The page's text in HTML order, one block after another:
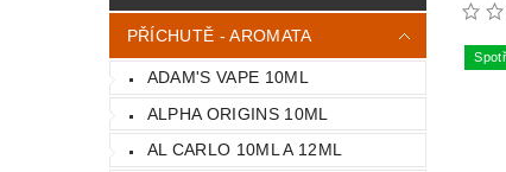
PŘÍCHUTĚ - AROMATA
ADAM'S VAPE 10ML
ALPHA ORIGINS 10ML
AL CARLO 10ML A 12ML